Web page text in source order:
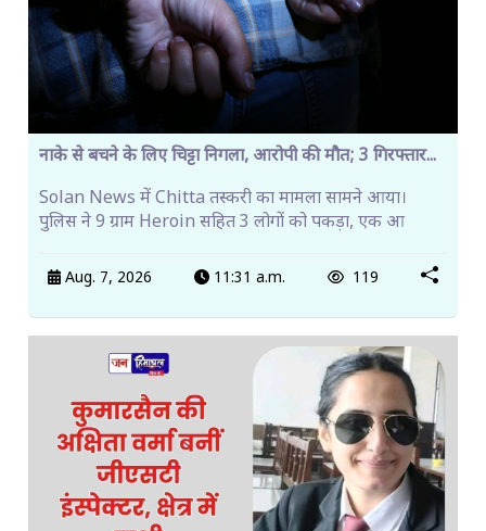
नाके से बचने के लिए चिट्टा निगला, आरोपी की मौत; 3 गिरफ्तार...
Solan News में Chitta तस्करी का मामला सामने आया।
पुलिस ने 9 ग्राम Heroin सहित 3 लोगों को पकड़ा, एक आ
Aug. 7, 2026 11:31 a.m. 119